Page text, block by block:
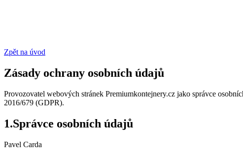
Zpět na úvod
Zásady ochrany osobních údajů
Provozovatel webových stránek Premiumkontejnery.cz jako správce
2016/679 (GDPR).
1.Správce osobních údajů
Pavel Carda